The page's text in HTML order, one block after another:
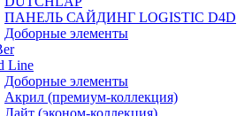
ПАНЕЛЬ САЙДИНГ LOGISTIC D4D
Доборные элементы
Line
Доборные элементы
Акрил (премиум-коллекция)
Лайт (эконом-коллекция)